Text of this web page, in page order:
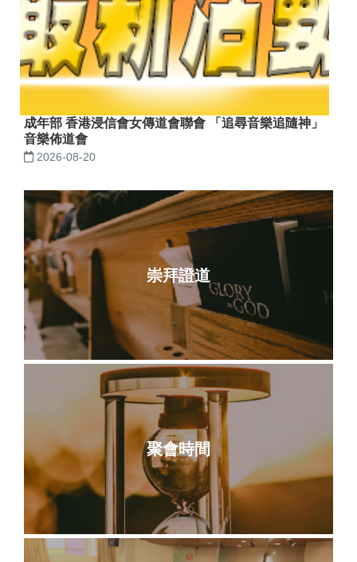
成年部 香港浸信會女傳道會聯會 「追尋音樂追隨神」
音樂佈道會
2026-08-20
崇拜證道
聚會時間